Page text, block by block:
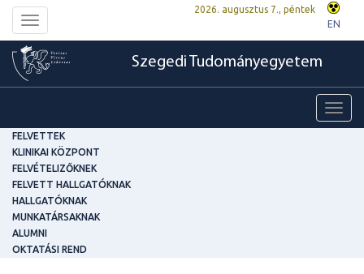
Toggle
navigation
2026. augusztus 7., péntek
EN
Szegedi Tudományegyetem
FELVETTEK
KLINIKAI KÖZPONT
FELVÉTELIZŐKNEK
FELVETT HALLGATÓKNAK
HALLGATÓKNAK
MUNKATÁRSAKNAK
ALUMNI
OKTATÁSI REND